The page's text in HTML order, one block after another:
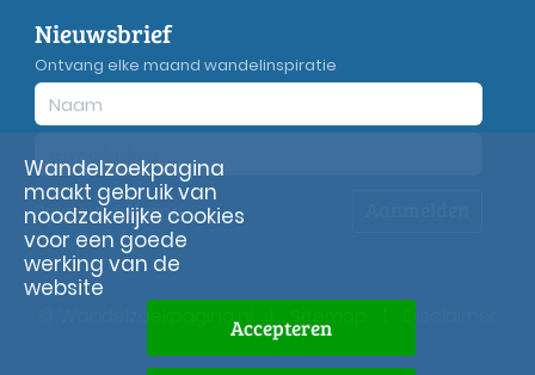
Nieuwsbrief
Ontvang elke maand wandelinspiratie
Privacyverklaring
© Wandelzoekpagina.nl
Wandelzoekpagina
maakt gebruik van
noodzakelijke cookies
voor een goede
werking van de
website
Accepteren